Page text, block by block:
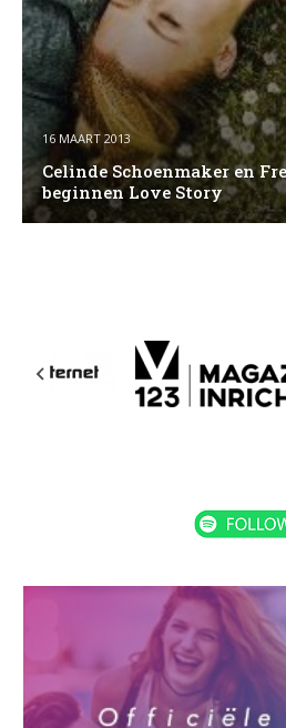
16 MAART 2013
Celinde Schoenmaker en
beginnen Love Story